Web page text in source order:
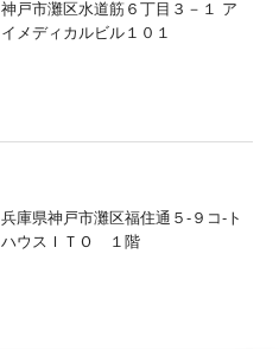
神戸市灘区水道筋６丁目３－１ ア
イメディカルビル１０１
兵庫県神戸市灘区福住通５-９コ-ト
ハウスＩＴＯ １階